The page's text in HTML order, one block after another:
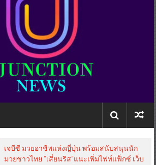
เจบีซี มวยอาชีพแห่งญี่ปุ่น พร้อมสนับสนุนนัก
มวยชาวไทย “เสี่ยนริส”แนะเพิ่มไฟท์แฟ็กซ์ เว็บ